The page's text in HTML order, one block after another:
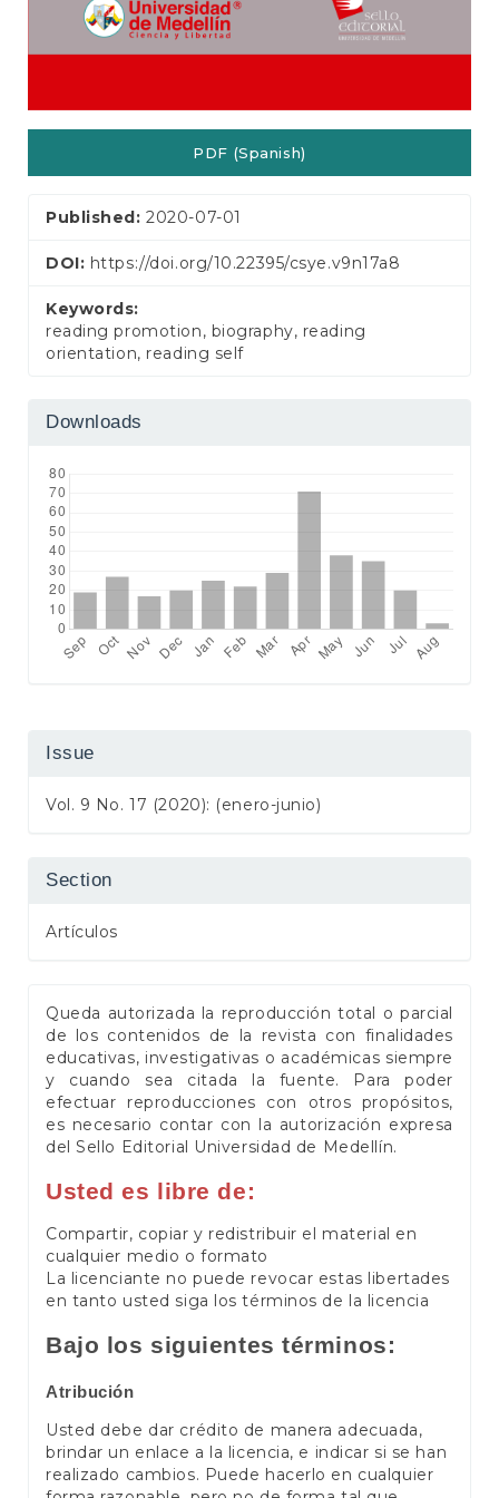
PDF (Spanish)
Published:2020-07-01
DOI: https://doi.org/10.22395/csye.v9n17a8
Keywords:
reading promotion, biography, reading
orientation, reading self
Downloads
Issue
Vol. 9 No. 17 (2020): (enero-junio)
Section
Artículos
Queda autorizada la reproducción total o parcial
de los contenidos de la revista con finalidades
educativas, investigativas o académicas siempre
y cuando sea citada la fuente. Para poder
efectuar reproducciones con otros propósitos,
es necesario contar con la autorización expresa
del Sello Editorial Universidad de Medellín.
Usted es libre de:
Compartir, copiar y redistribuir el material en
cualquier medio o formato
La licenciante no puede revocar estas libertades
en tanto usted siga los términos de la licencia
Bajo los siguientes términos:
Atribución
Usted debe dar crédito de manera adecuada,
brindar un enlace a la licencia, e indicar si se han
realizado cambios. Puede hacerlo en cualquier